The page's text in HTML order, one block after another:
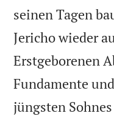
seinen Tagen
Jericho wieder
Erstgeborenen
Fundamente
jüngsten